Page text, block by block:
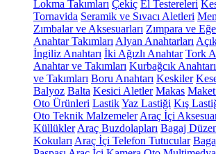
Lokma Takımları Çekiç El Testereleri
Tornavida Seramik ve Sıvacı Aletleri
Zımbalar ve Aksesuarları Zımpara ve
Anahtar Takımları Alyan Anahtarları
İngiliz Anahtarı İki Ağızlı Anahtar Tork
Anahtar ve Takımları Kurbağcık Anahtarı
ve Takımları Boru Anahtarı Keskiler
Balyoz Balta Kesici Aletler Makas Maket
Oto Ürünleri LastikYaz Lastiği Kış
Oto Teknik Malzemeler Araç İçi
Küllükler Araç Buzdolapları Bagaj
Kokuları Araç İçi Telefon Tutucular